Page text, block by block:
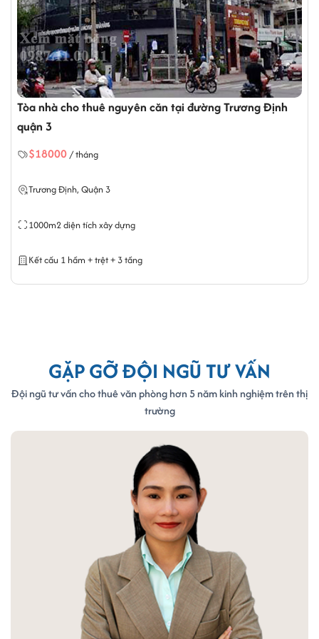
Email:info@officesaigon.vn - Zalo: 0987110011
Tòa nhà cho thuê nguyên căn tại đường Trương Định
quận 3
$18000/ tháng
Trương Định, Quận 3
1000m2 diện tích xây dựng
Kết cấu 1 hầm + trệt + 3 tầng
GẶP GỠ ĐỘI NGŨ TƯ VẤN
Đội ngũ tư vấn cho thuê văn phòng hơn 5 năm kinh nghiệm trên thị
trường